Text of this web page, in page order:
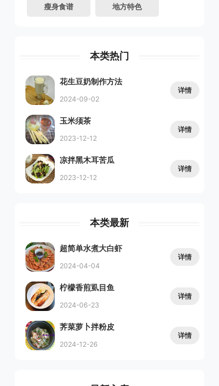
瘦身食谱 地方特色
本类热门
花生豆奶制作方法
2024-09-02
详情
玉米须茶
2023-12-12
详情
凉拌黑木耳苦瓜
2023-12-12
详情
本类最新
超简单水煮大白虾
2024-04-04
详情
柠檬香煎虱目鱼
2024-06-23
详情
荠菜萝卜拌粉皮
2024-12-26
详情